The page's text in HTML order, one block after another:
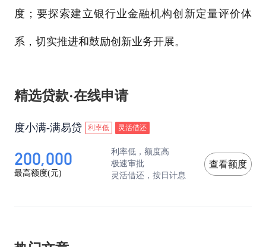
度；要探索建立银行业金融机构创新定量评价体
系，切实推进和鼓励创新业务开展。
精选贷款·在线申请
度小满-满易贷 利率低 灵活借还
200,000
最高额度(元)
利率低，额度高
极速审批
灵活借还，按日计息
查看额度